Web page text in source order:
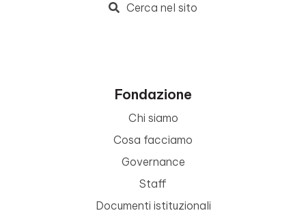
Cerca nel sito
Fondazione
Chi siamo
Cosa facciamo
Governance
Staff
Documenti istituzionali